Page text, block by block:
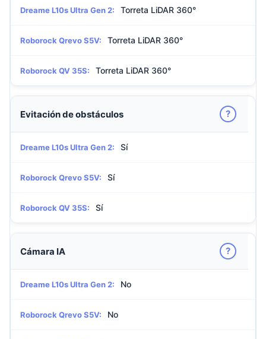
Dreame L10s Ultra Gen 2: Torreta LiDAR 360°
Roborock Qrevo S5V: Torreta LiDAR 360°
Roborock QV 35S: Torreta LiDAR 360°
Evitación de obstáculos ?
Dreame L10s Ultra Gen 2: Sí
Roborock Qrevo S5V: Sí
Roborock QV 35S: Sí
Cámara IA ?
Dreame L10s Ultra Gen 2: No
Roborock Qrevo S5V: No